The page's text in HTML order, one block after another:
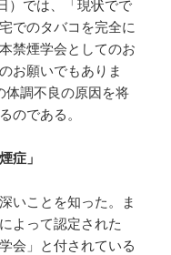
）では、「現状でで
でのタバコを完全に
禁煙学会としてのお
お願いでもありま
体調不良の原因を将
のである。
症」
いことを知った。ま
よって認定された
会」と付されている